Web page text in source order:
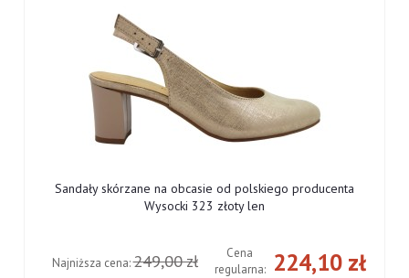
Sandały skórzane na obcasie od polskiego producenta
Wysocki 323 złoty len
224,10 zł
Cena
regularna:
Najniższa cena:249,00 zł